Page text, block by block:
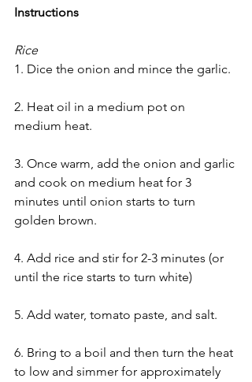
Instructions
Rice
1. Dice the onion and mince the garlic.
2. Heat oil in a medium pot on
medium heat.
3. Once warm, add the onion and garlic
and cook on medium heat for 3
minutes until onion starts to turn
golden brown.
4. Add rice and stir for 2-3 minutes (or
until the rice starts to turn white)
5. Add water, tomato paste, and salt.
6. Bring to a boil and then turn the heat
to low and simmer for approximately